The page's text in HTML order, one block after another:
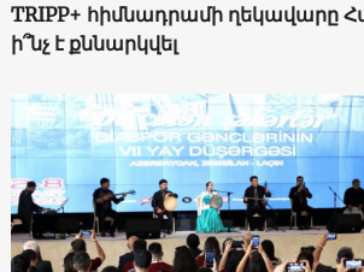
TRIPP+ հիմնադրամի ղեկավարը
ի՞նչ է քննարկվել